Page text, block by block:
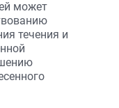
может
течения и